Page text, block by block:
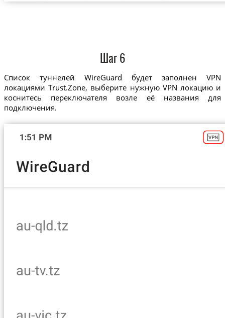
Шаг 6
Список туннелей WireGuard будет заполнен VPN
локациями Trust.Zone, выберите нужную VPN локацию и
коснитесь переключателя возле её названия для
подключения.